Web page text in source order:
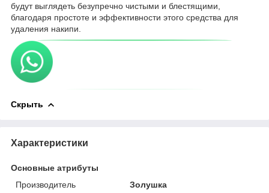
будут выглядеть безупречно чистыми и блестящими,
благодаря простоте и эффективности этого средства для
удаления накипи.
Скрыть
Характеристики
Основные атрибуты
Производитель
Золушка